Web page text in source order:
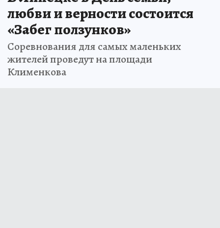
любви и верности состоится
«Забег ползунков»
Соревнования для самых маленьких
жителей проведут на площади
Клименкова